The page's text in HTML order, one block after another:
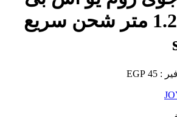
لايتنج طول 1.2 متر شحن سريع
:
45 EGP